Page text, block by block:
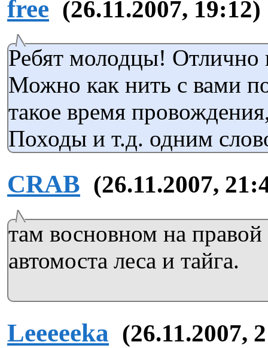
free (26.11.2007, 19:12)
Ребят молодцы! Отлично
Можно как нить с вами
такое время
Походы и т.д. одним
CRAB (26.11.2007,
там восновном на правой
автомоста леса и тайга.
Leeeeeka (26.11.2007,